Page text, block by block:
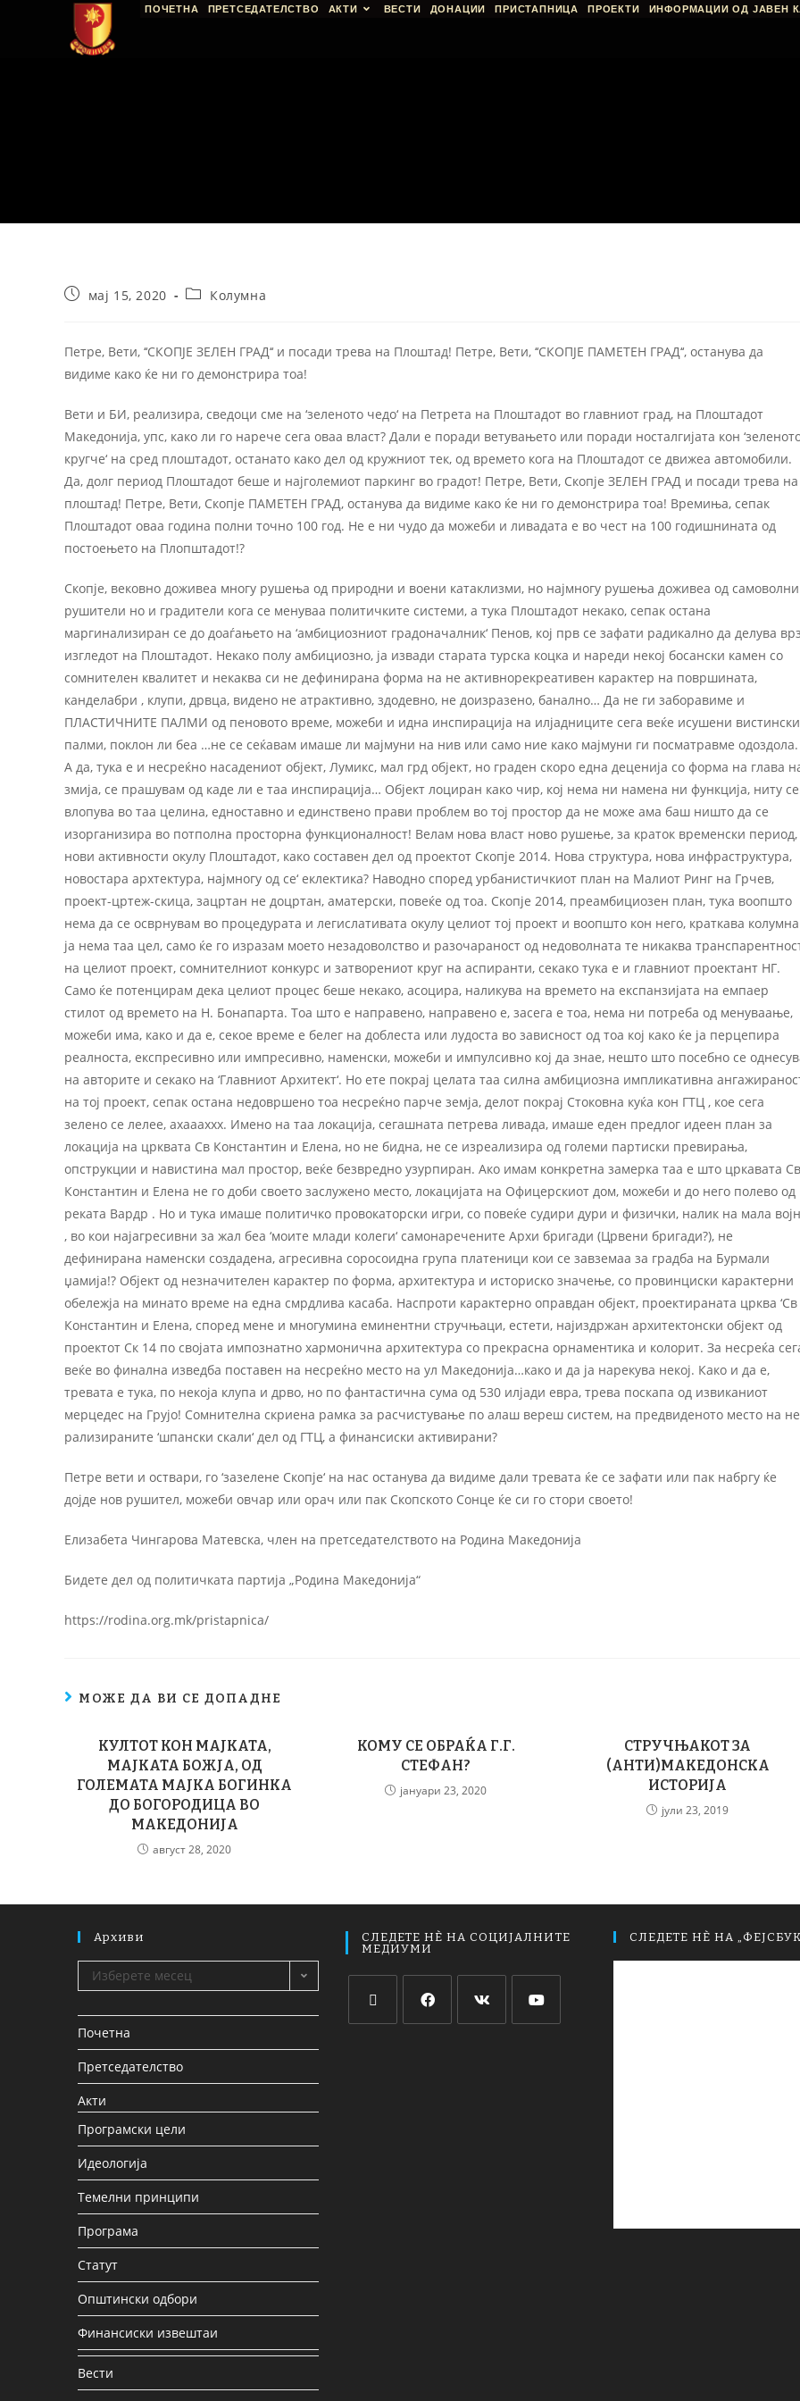
ПОЧЕТНА ПРЕТСЕДАТЕЛСТВО АКТИ ВЕСТИ ДОНАЦИИ ПРИСТАПНИЦА ПРОЕКТИ ИНФОРМАЦИИ ОД ЈАВЕН
мај 15, 2020 Колумна
Петре, Вети, ‘‘СКОПЈЕ ЗЕЛЕН ГРАД‘‘ и посади трева на Плоштад! Петре, Вети, ‘‘СКОПЈЕ ПАМЕТЕН ГРАД‘‘, останува да
видиме како ќе ни го демонстрира тоа!
Вети и БИ, реализира, сведоци сме на ‘зеленото чедо‘ на Петрета на Плоштадот во главниот град, на Плоштадот
Македонија, упс, како ли го нарече сега оваа власт? Дали е поради ветувањето или поради носталгијата кон
кругче‘ на сред плоштадот, останато како дел од кружниот тек, од времето кога на Плоштадот се движеа автомобили.
Да, долг период Плоштадот беше и најголемиот паркинг во градот! Петре, Вети, Скопје ЗЕЛЕН ГРАД и посади трева на
плоштад! Петре, Вети, Скопје ПАМЕТЕН ГРАД, останува да видиме како ќе ни го демонстрира тоа! Времиња, сепак
Плоштадот оваа година полни точно 100 год. Не е ни чудо да можеби и ливадата е во чест на 100 годишнината од
постоењето на Плопштадот!?
Скопје, вековно доживеа многу рушења од природни и воени катаклизми, но најмногу рушења доживеа од самоволни
рушители но и градители кога се менуваа политичките системи, а тука Плоштадот некако, сепак остана
маргинализиран се до доаѓањето на ‘амбициозниот градоначалник‘ Пенов, кој прв се зафати радикално да делува
изгледот на Плоштадот. Некако полу амбициозно, ја извади старата турска коцка и нареди некој босански камен со
сомнителен квалитет и некаква си не дефинирана форма на не активнорекреативен карактер на површината,
канделабри , клупи, дрвца, видено не атрактивно, здодевно, не доизразено, банално… Да не ги заборавиме и
ПЛАСТИЧНИТЕ ПАЛМИ од пеновото време, можеби и идна инспирација на илјадниците сега веќе исушени вистински
палми, поклон ли беа …не се сеќавам имаше ли мајмуни на нив или само ние како мајмуни ги посматравме одоздола.
А да, тука е и несреќно насадениот објект, Лумикс, мал грд објект, но граден скоро една деценија со форма на глава
змија, се прашувам од каде ли е таа инспирација… Објект лоциран како чир, кој нема ни намена ни функција, ниту се
влопува во таа целина, едноставно и единствено прави проблем во тој простор да не може ама баш ништо да се
изорганизира во потполна просторна функционалност! Велам нова власт ново рушење, за краток временски период,
нови активности окулу Плоштадот, како составен дел од проектот Скопје 2014. Нова структура, нова инфраструктура,
новостара архтектура, најмногу од се‘ еклектика? Наводно според урбанистичкиот план на Малиот Ринг на Грчев,
проект-цртеж-скица, зацртан не доцртан, аматерски, повеќе од тоа. Скопје 2014, преамбициозен план, тука воопшто
нема да се осврнувам во процедурата и легислативата окулу целиот тој проект и воопшто кон него, краткава колумна
ја нема таа цел, само ќе го изразам моето незадоволство и разочараност од недоволната те никаква
на целиот проект, сомнителниот конкурс и затворениот круг на аспиранти, секако тука е и главниот проектант НГ.
Само ќе потенцирам дека целиот процес беше некако, асоцира, наликува на времето на експанзијата на емпаер
стилот од времето на Н. Бонапарта. Тоа што е направено, направено е, засега е тоа, нема ни потреба од менуваање,
можеби има, како и да е, секое време е белег на доблеста или лудоста во зависност од тоа кој како ќе ја перцепира
реалноста, експресивно или импресивно, наменски, можеби и импулсивно кој да знае, нешто што посебно се
на авторите и секако на ‘Главниот Архитект‘. Но ете покрај целата таа силна амбициозна импликативна
на тој проект, сепак остана недовршено тоа несреќно парче земја, делот покрај Стоковна куќа кон ГТЦ , кое сега
зелено се лелее, ахаааххх. Имено на таа локација, сегашната петрева ливада, имаше еден предлог идеен план за
локација на црквата Св Константин и Елена, но не бидна, не се изреализира од големи партиски превирања,
опструкции и навистина мал простор, веќе безвредно узурпиран. Ако имам конкретна замерка таа е што цркавата Св
Константин и Елена не го доби своето заслужено место, локацијата на Офицерскиот дом, можеби и до него полево од
реката Вардр . Но и тука имаше политичко провокаторски игри, со повеќе судири дури и физички, налик на мала
, во кои најагресивни за жал беа ‘моите млади колеги‘ самонаречените Архи бригади (Црвени бригади?), не
дефинирана наменски создадена, агресивна соросоидна група платеници кои се завземаа за градба на Бурмали
џамија!? Објект од незначителен карактер по форма, архитектура и историско значење, со провинциски карактерни
обележја на минато време на една смрдлива касаба. Наспроти карактерно оправдан објект, проектираната црква ‘Св
Константин и Елена, според мене и многумина еминентни стручњаци, естети, најиздржан архитектонски објект од
проектот Ск 14 по својата импознатно хармонична архитектура со прекрасна орнаментика и колорит. За несреќа
веќе во финална изведба поставен на несреќно место на ул Македонија…како и да ја нарекува некој. Како и да е,
тревата е тука, по некоја клупа и дрво, но по фантастична сума од 530 илјади евра, трева поскапа од извиканиот
мерцедес на Грујо! Сомнителна скриена рамка за расчистување по алаш вереш систем, на предвиденото место на не
рализираните ‘шпански скали‘ дел од ГТЦ, а финансиски активирани?
Петре вети и оствари, го ‘зазелене Скопје‘ на нас останува да видиме дали тревата ќе се зафати или пак набргу ќе
дојде нов рушител, можеби овчар или орач или пак Скопското Сонце ќе си го стори своето!
Елизабета Чингарова Матевска, член на претседателството на Родина Македонија
Бидете дел од политичката партија „Родина Македонија“
https://rodina.org.mk/pristapnica/
МОЖЕ ДА ВИ СЕ ДОПАДНЕ
КУЛТОТ КОН МАЈКАТА,
МАЈКАТА БОЖЈА, ОД
ГОЛЕМАТА МАЈКА БОГИНКА
ДО БОГОРОДИЦА ВО
МАКЕДОНИЈА
август 28, 2020
КОМУ СЕ ОБРАЌА Г.Г.
СТЕФАН?
јануари 23, 2020
СТРУЧЊАКОТ ЗА
(АНТИ)МАКЕДОНСКА
ИСТОРИЈА
јули 23, 2019
Архиви
Изберете месец
Почетна
Претседателство
Акти
Програмски цели
Идеологија
Темелни принципи
Програма
Статут
Општински одбори
Финансиски извештаи
Вести
СЛЕДЕТЕ НЀ НА СОЦИЈАЛНИТЕ
МЕДИУМИ
СЛЕДЕТЕ НЀ НА